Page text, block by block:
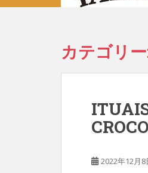
カテゴリ
2022年12月8